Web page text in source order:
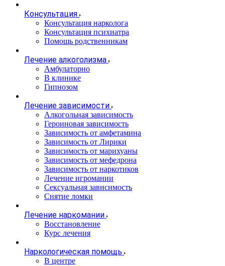
Консультация
Консультация нарколога
Консультация психиатра
Помощь родственникам
Лечение алкоголизма
Амбулаторно
В клинике
Гипнозом
Лечение зависимости
Алкогольная зависимость
Героиновая зависимость
Зависимость от амфетамина
Зависимость от Лирики
Зависимость от марихуаны
Зависимость от мефедрона
Зависимость от наркотиков
Лечение игромании
Сексуальная зависимость
Снятие ломки
Лечение наркомании
Восстановление
Курс лечения
Наркологическая помощь
В центре